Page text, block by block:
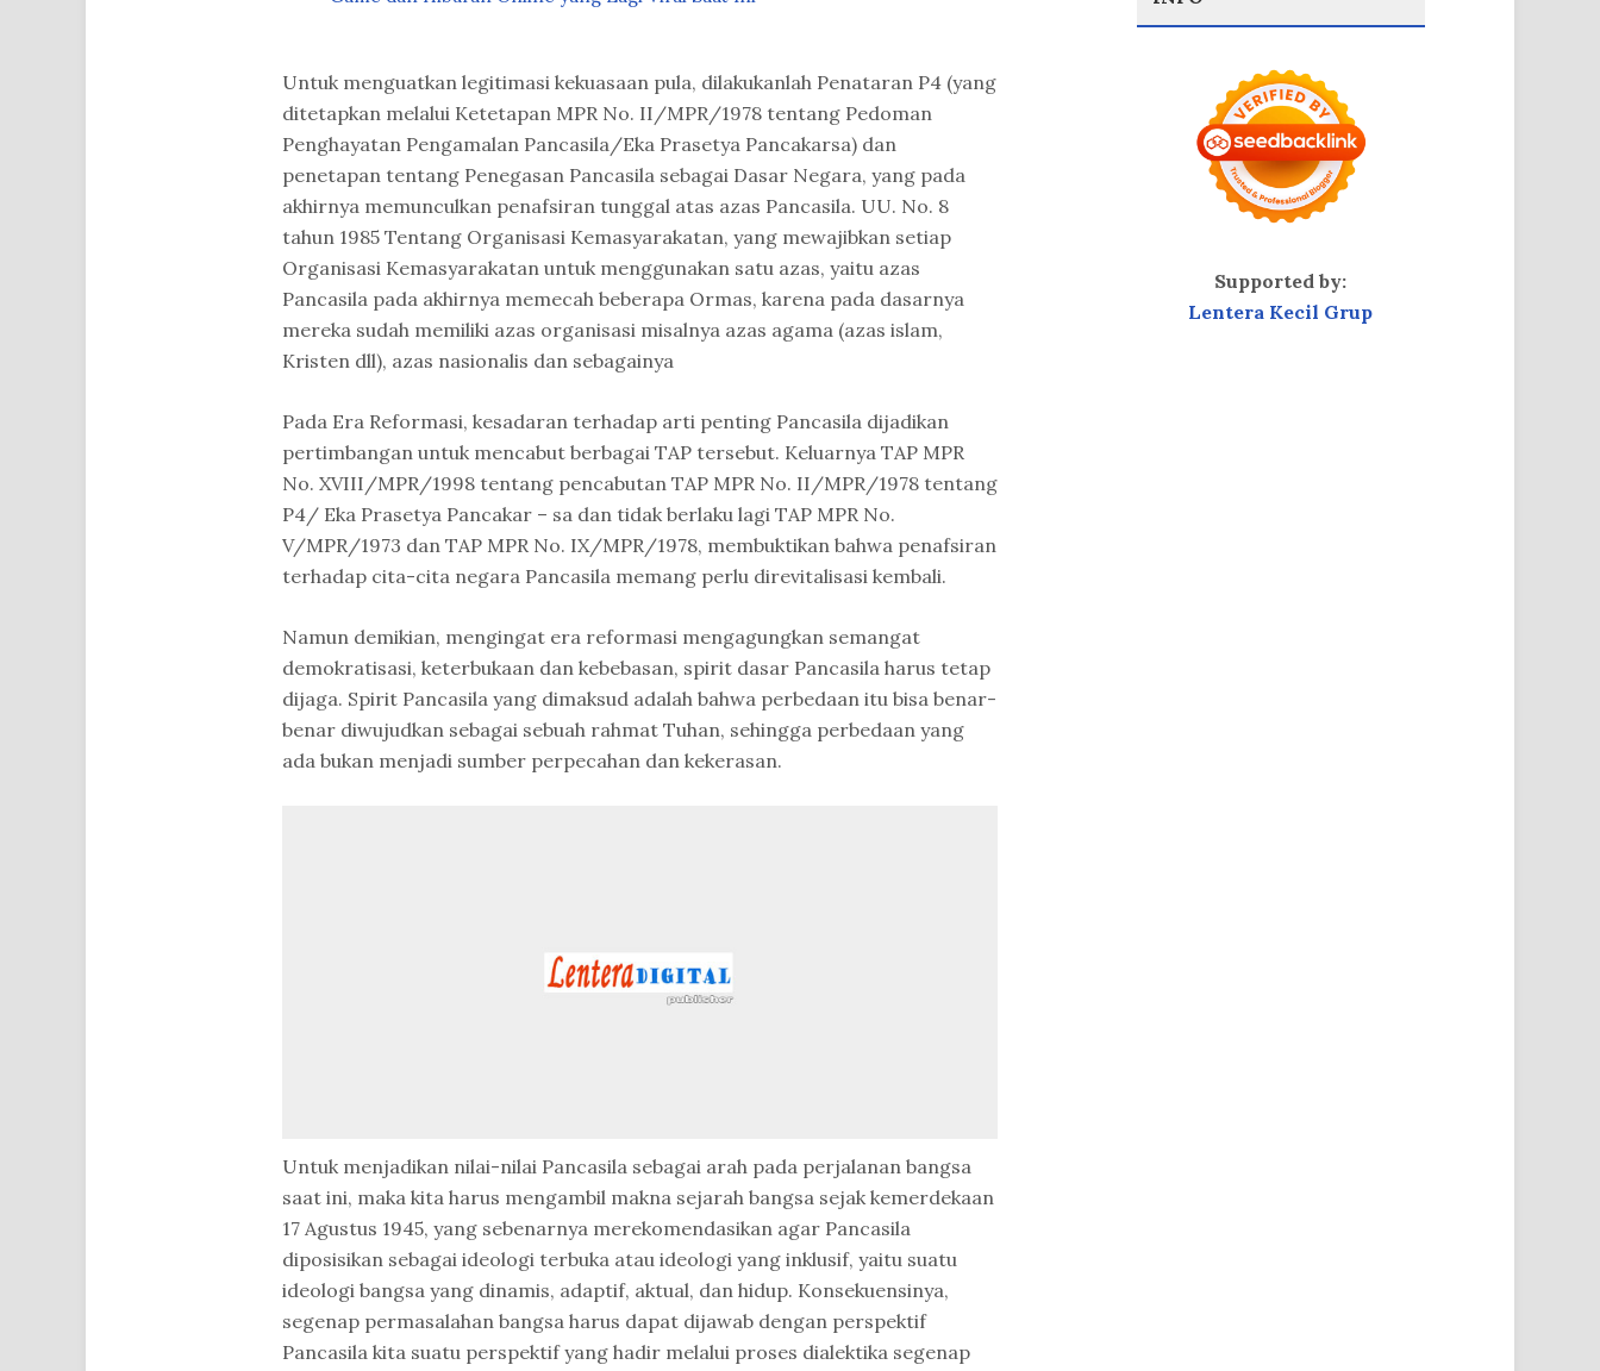
Untuk menguatkan legitimasi kekuasaan pula, dilakukanlah Penataran P4 (yang
ditetapkan melalui Ketetapan MPR No. II/MPR/1978 tentang Pedoman
Penghayatan Pengamalan Pancasila/Eka Prasetya Pancakarsa) dan
penetapan tentang Penegasan Pancasila sebagai Dasar Negara, yang pada
akhirnya memunculkan penafsiran tunggal atas azas Pancasila. UU. No. 8
tahun 1985 Tentang Organisasi Kemasyarakatan, yang mewajibkan setiap
Organisasi Kemasyarakatan untuk menggunakan satu azas, yaitu azas
Pancasila pada akhirnya memecah beberapa Ormas, karena pada dasarnya
mereka sudah memiliki azas organisasi misalnya azas agama (azas islam,
Kristen dll), azas nasionalis dan sebagainya
Pada Era Reformasi, kesadaran terhadap arti penting Pancasila dijadikan
pertimbangan untuk mencabut berbagai TAP tersebut. Keluarnya TAP MPR
No. XVIII/MPR/1998 tentang pencabutan TAP MPR No. II/MPR/1978 tentang
P4/ Eka Prasetya Pancakar – sa dan tidak berlaku lagi TAP MPR No.
V/MPR/1973 dan TAP MPR No. IX/MPR/1978, membuktikan bahwa penafsiran
terhadap cita-cita negara Pancasila memang perlu direvitalisasi kembali.
Namun demikian, mengingat era reformasi mengagungkan semangat
demokratisasi, keterbukaan dan kebebasan, spirit dasar Pancasila harus tetap
dijaga. Spirit Pancasila yang dimaksud adalah bahwa perbedaan itu bisa benar-
benar diwujudkan sebagai sebuah rahmat Tuhan, sehingga perbedaan yang
ada bukan menjadi sumber perpecahan dan kekerasan.
Untuk menjadikan nilai-nilai Pancasila sebagai arah pada perjalanan bangsa
saat ini, maka kita harus mengambil makna sejarah bangsa sejak kemerdekaan
17 Agustus 1945, yang sebenarnya merekomendasikan agar Pancasila
diposisikan sebagai ideologi terbuka atau ideologi yang inklusif, yaitu suatu
ideologi bangsa yang dinamis, adaptif, aktual, dan hidup. Konsekuensinya,
segenap permasalahan bangsa harus dapat dijawab dengan perspektif
Pancasila kita suatu perspektif yang hadir melalui proses dialektika segenap
Supported by:
Lentera Kecil Grup